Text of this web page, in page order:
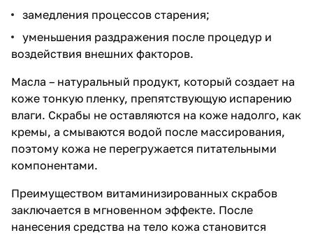
замедления процессов старения;
уменьшения раздражения после процедур и
воздействия внешних факторов.
Масла – натуральный продукт, который создает на
коже тонкую пленку, препятствующую испарению
влаги. Скрабы не оставляются на коже надолго, как
кремы, а смываются водой после массирования,
поэтому кожа не перегружается питательными
компонентами.
Преимуществом витаминизированных скрабов
заключается в мгновенном эффекте. После
нанесения средства на тело кожа становится